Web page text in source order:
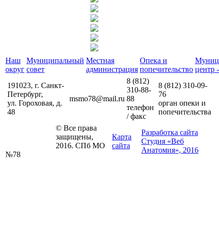
Наш
округ
Муниципальный
совет
Местная
администрация
Опека и
попечительство центр
191023, г. Санкт-
Петербург,
ул. Гороховая, д.
48
msmo78@mail.ru
8 (812)
310-88-
88
телефон
/ факс
8 (812) 310-09-
76
орган опеки и
попечительства
© Все права
защищены,
2016. СПб МО
№78
Карта
сайта
Разработка сайта
Студия «Веб
Анатомия», 2016